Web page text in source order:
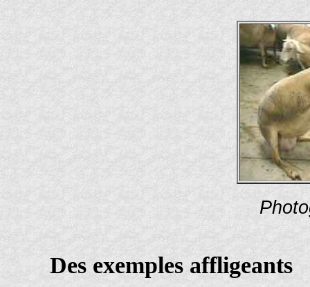
Des exemples affligeants